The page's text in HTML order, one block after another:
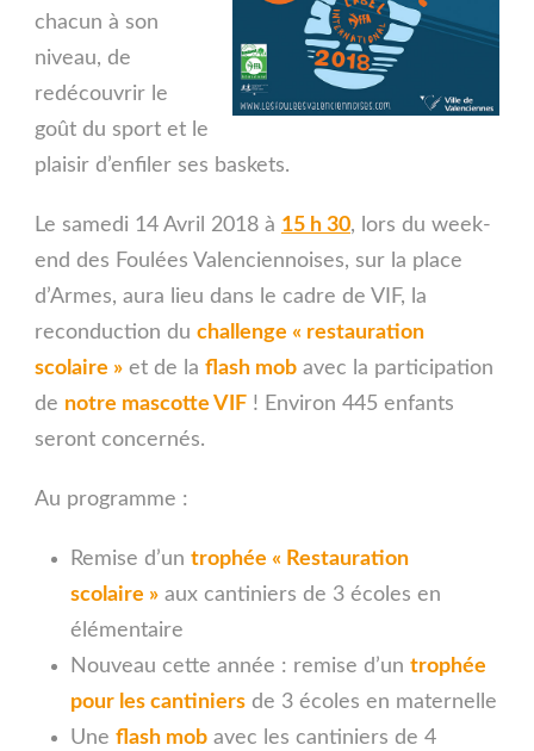
chacun à son
niveau, de
redécouvrir le
goût du sport et le
plaisir d’enfiler ses baskets.
Le samedi 14 Avril 2018 à 15 h 30, lors du week-
end des Foulées Valenciennoises, sur la place
d’Armes, aura lieu dans le cadre de VIF, la
reconduction du challenge « restauration
scolaire » et de la flash mob avec la participation
de notre mascotte VIF ! Environ 445 enfants
seront concernés.
Au programme :
Remise d’un trophée « Restauration
scolaire » aux cantiniers de 3 écoles en
élémentaire
Nouveau cette année : remise d’un trophée
pour les cantiniers de 3 écoles en maternelle
Une flash mob avec les cantiniers de 4